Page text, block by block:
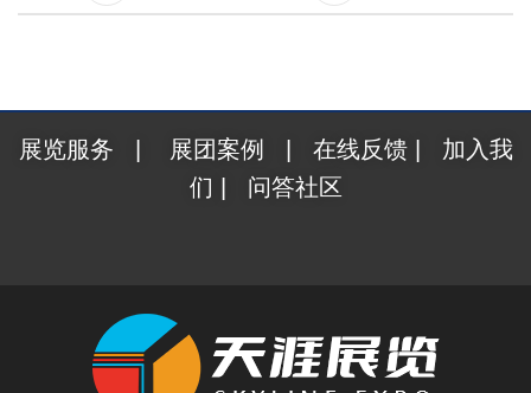
展览服务 展团案例 在线反馈| 加入我
们
问答社区